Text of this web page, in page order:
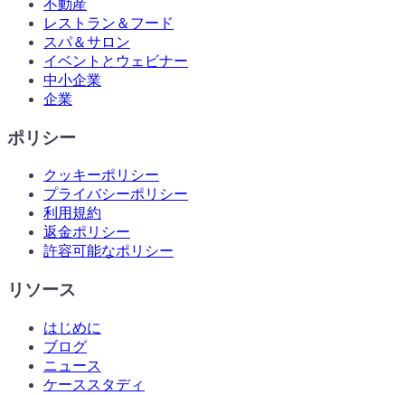
不動産
レストラン＆フード
スパ＆サロン
イベントとウェビナー
中小企業
企業
ポリシー
クッキーポリシー
プライバシーポリシー
利用規約
返金ポリシー
許容可能なポリシー
リソース
はじめに
ブログ
ニュース
ケーススタディ